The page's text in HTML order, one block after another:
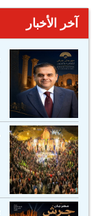
آخر الأخبار